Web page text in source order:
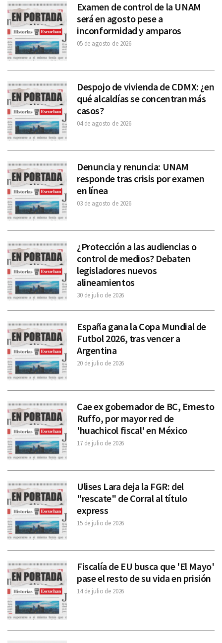
Examen de control de la UNAM
será en agosto pese a
inconformidad y amparos
05 de agosto de 2026
Despojo de vivienda de CDMX: ¿en
qué alcaldías se concentran más
casos?
04 de agosto de 2026
Denuncia y renuncia: UNAM
responde tras crisis por examen
en línea
03 de agosto de 2026
¿Protección a las audiencias o
control de medios? Debaten
legisladores nuevos
alineamientos
30 de julio de 2026
España gana la Copa Mundial de
Futbol 2026, tras vencer a
Argentina
20 de julio de 2026
Cae ex gobernador de BC, Ernesto
Ruffo, por mayor red de
'huachicol fiscal' en México
17 de julio de 2026
Ulises Lara deja la FGR: del
"rescate" de Corral al título
express
15 de julio de 2026
Fiscalía de EU busca que 'El Mayo'
pase el resto de su vida en prisión
14 de julio de 2026